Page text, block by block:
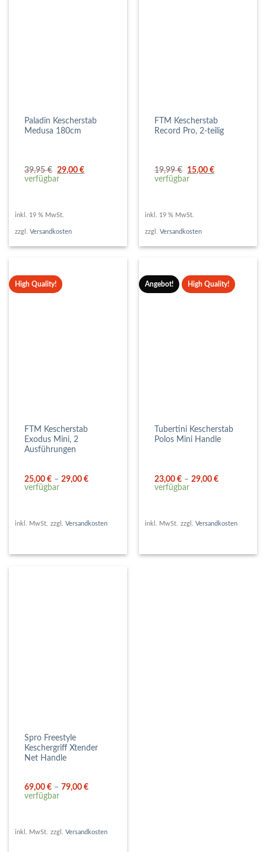
Paladin Kescherstab
Medusa 180cm
39,95€ Ursprünglicher
Preis
29,00€Aktueller
verfügbar
inkl. 19 % MwSt.
zzgl. Versandkosten
FTM Kescherstab
Record Pro, 2-teilig
19,99€
Ursprünglicher
Preis
15,00€Aktueller
verfügbar
inkl. 19 % MwSt.
zzgl. Versandkosten
High Quality!
FTM Kescherstab
Exodus Mini, 2
Ausführungen
25,00€ –29,00€
verfügbar
inkl. MwSt. zzgl. Versandkosten
Angebot! High Quality!
Tubertini Kescherstab
Polos Mini Handle
23,00€ –29,00€
verfügbar
inkl. MwSt. zzgl. Versandkosten
Spro Freestyle
Keschergriff Xtender
Net Handle
69,00€ – 79,00€
verfügbar
inkl. MwSt. zzgl. Versandkosten